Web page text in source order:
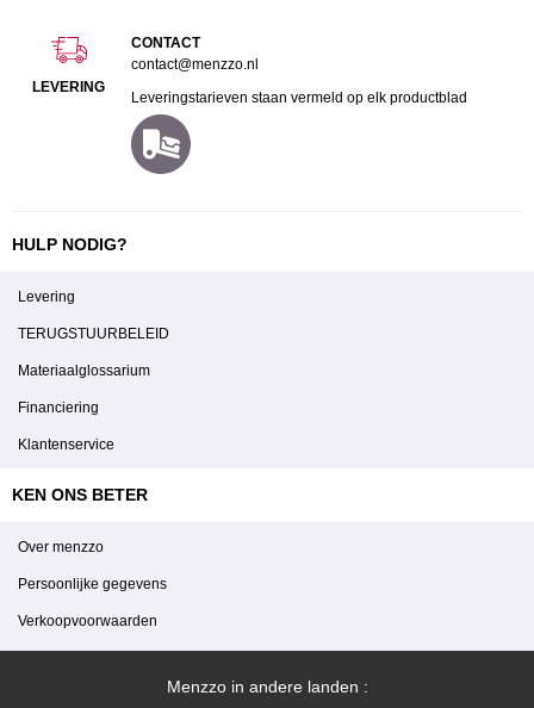
LEVERING
CONTACT
contact@menzzo.nl
Leveringstarieven staan vermeld op elk productblad
HULP NODIG?
Levering
TERUGSTUURBELEID
Materiaalglossarium
Financiering
Klantenservice
KEN ONS BETER
Over menzzo
Persoonlijke gegevens
Verkoopvoorwaarden
Menzzo in andere landen :